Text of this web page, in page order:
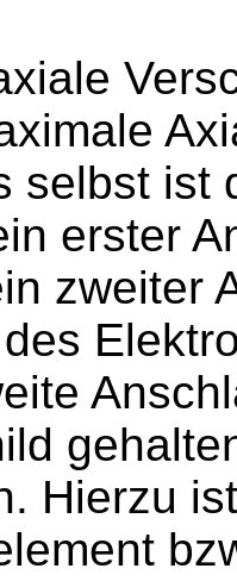
selbst ist
erster
zweiter
Hierzu